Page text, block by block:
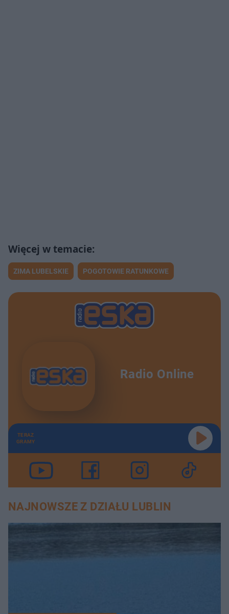
ZIMA LUBELSKIE POGOTOWIE RATUNKOWE
Radio Online
TERAZ
GRAMY
NAJNOWSZE Z DZIAŁU LUBLIN